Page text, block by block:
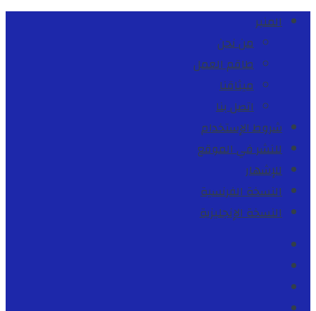
المنبر
من نحن
طاقم العمل
ميثاقنا
اتصل بنا
شروط الإستخدام
للنشر في الموقع
للإشهار
النسخة الفرنسية
النسخة الإنجليزية